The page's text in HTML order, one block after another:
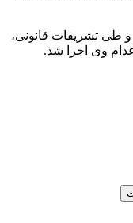
و طی تشریفات قانونی،
وی اجرا شد.